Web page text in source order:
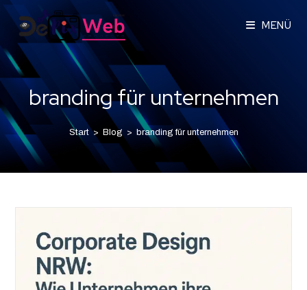
MENÜ
branding für unternehmen
Start > Blog > branding für unternehmen